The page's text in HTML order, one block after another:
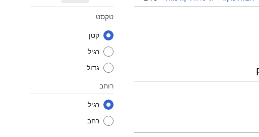
טקסט
קטן
רגיל
גדול
רוחב
רגיל
רחב